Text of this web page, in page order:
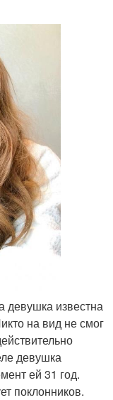
девушка известна
на вид не смог
девушка
ей 31 год.
поклонников.